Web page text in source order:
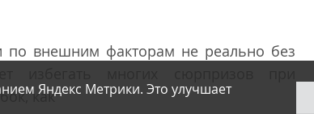
по внешним факторам не реально без
как
Яндекс Метрики. Это улучшает